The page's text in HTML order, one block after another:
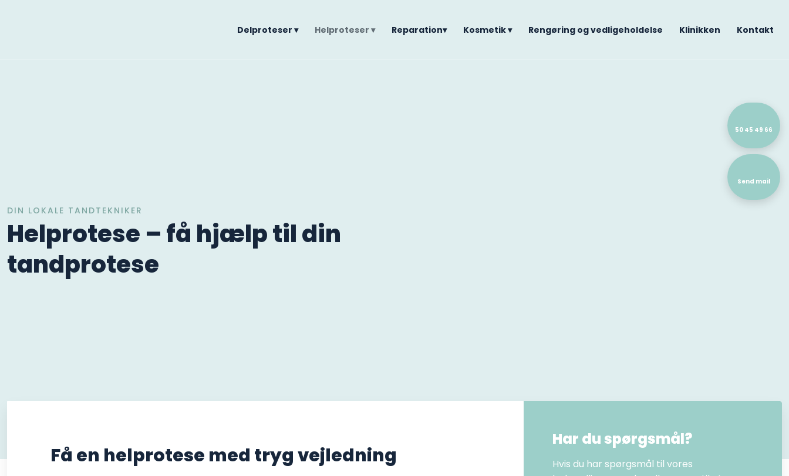
50 45 49 66
Send mail
Delproteser ▾ Helproteser ▾ Reparation▾ Kosmetik ▾ Rengøring og vedligeholdelse Klinikken Kontakt
DIN LOKALE TANDTEKNIKER
​Helprotese – få hjælp til din
tandprotese
Få en helprotese med tryg vejledning
Har du spørgsmål?
Hvis du har spørgsmål til vores